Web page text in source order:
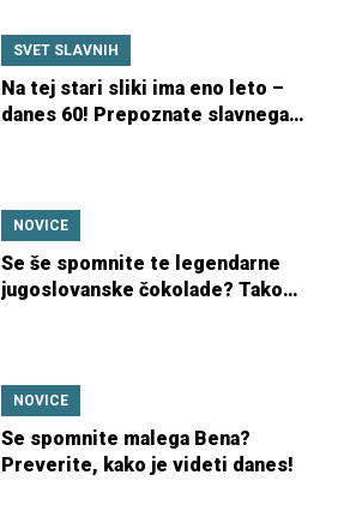
SVET SLAVNIH
Na tej stari sliki ima eno leto –
danes 60! Prepoznate slavnega
NOVICE
Se še spomnite te legendarne
jugoslovanske čokolade? Tako
NOVICE
Se spomnite malega Bena?
Preverite, kako je videti danes!